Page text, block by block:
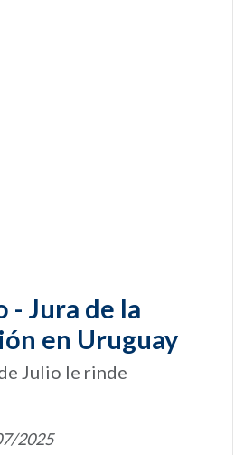
- Jura de la
en Uruguay
Julio le rinde
2025